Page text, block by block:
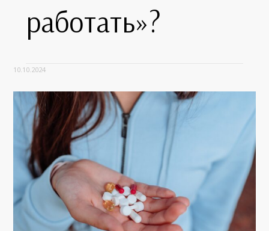
работать»?
10.10.2024